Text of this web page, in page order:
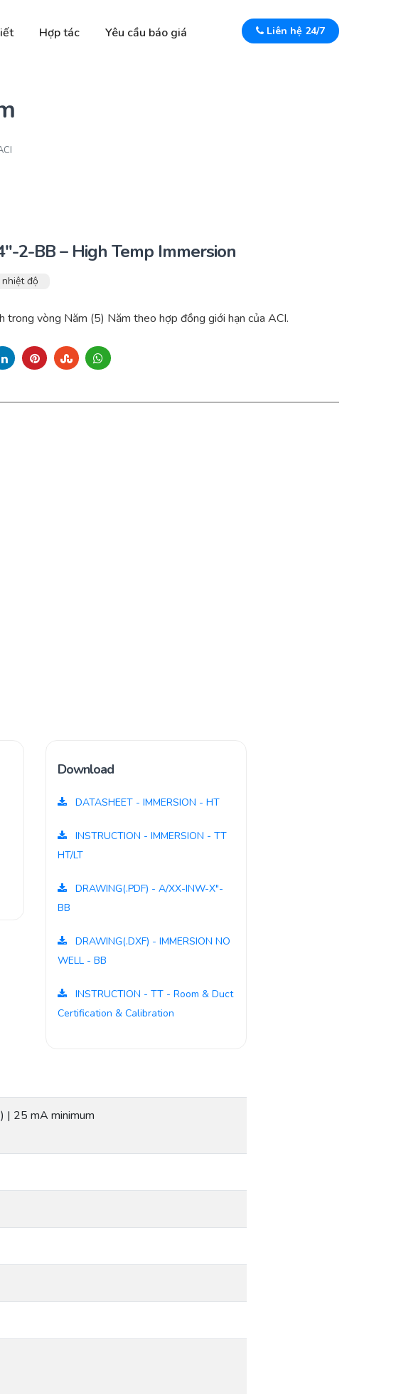
Hợp tác Yêu cầu báo giá Liên hệ 24/7
2-BB – High Temp Immersion
nhiệt độ
trong vòng Năm (5) Năm theo hợp đồng giới hạn của ACI.
Download
DATASHEET - IMMERSION - HT
INSTRUCTION - IMMERSION - TT
HT/LT
DRAWING(.PDF) - A/XX-INW-X"-
BB
DRAWING(.DXF) - IMMERSION NO
WELL - BB
INSTRUCTION - TT - Room & Duct
Certification & Calibration
| 25 mA minimum